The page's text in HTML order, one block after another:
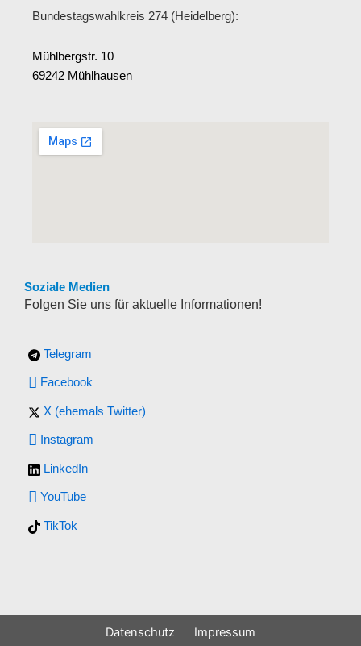
Bundestagswahlkreis 274 (Heidelberg):
Mühlbergstr. 10
69242 Mühlhausen
Soziale Medien
Folgen Sie uns für aktuelle Informationen!
Telegram
Facebook
X (ehemals Twitter)
Instagram
LinkedIn
YouTube
TikTok
Datenschutz Impressum